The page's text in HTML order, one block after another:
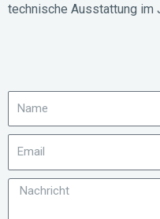
technische Ausstattung im